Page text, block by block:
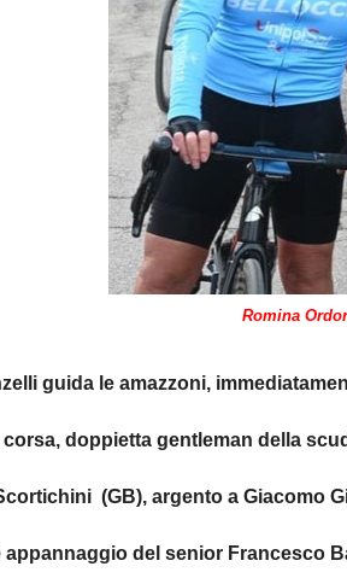
Romina
guida le amazzoni,
corsa, doppietta gentleman della
(GB), argento a Giacomo
appannaggio del senior Francesco